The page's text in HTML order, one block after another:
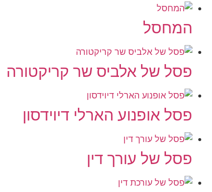
המחסל
פסל של אלביס שר קריקטורה
פסל אופנוע הארלי דיוידסון
פסל של עורך דין